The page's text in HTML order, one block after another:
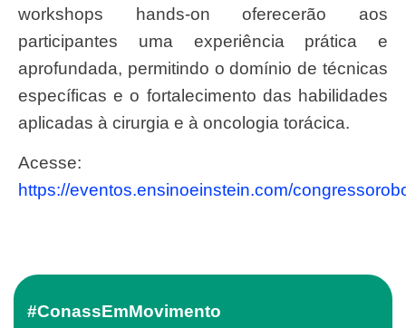
workshops hands-on oferecerão aos
participantes uma experiência prática e
aprofundada, permitindo o domínio de técnicas
específicas e o fortalecimento das habilidades
aplicadas à cirurgia e à oncologia torácica.
Acesse:
https://eventos.ensinoeinstein.com/
#ConassEmMovimento